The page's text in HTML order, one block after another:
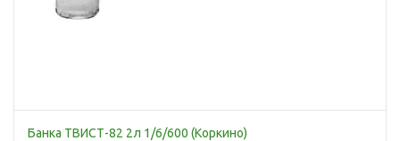
Банка ТВИСТ-82 2л 1/6/600 (Коркино)